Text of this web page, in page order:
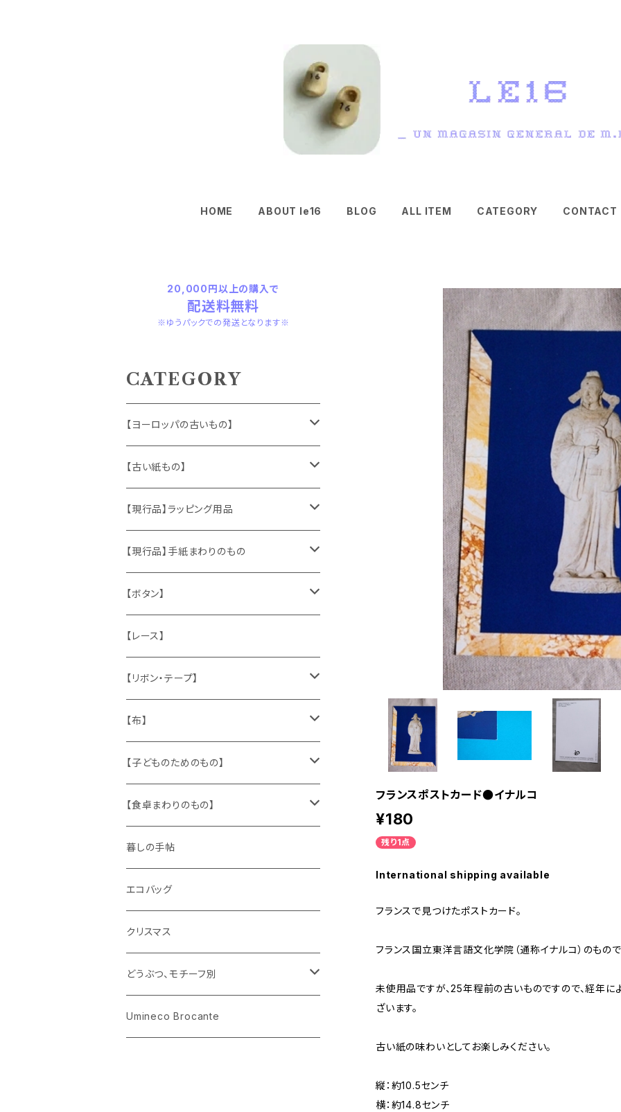
HOME ABOUT le16 BLOG ALL ITEM CATEGORY CONTACT
フランスポストカード●イナルコ
¥180
残り1点
International shipping available
フランスで見つけたポストカード。
フランス国立東洋言語文化学院（通称イナルコ）のもので
未使用品ですが、25年程前の古いものですので、経年
ざいます。
古い紙の味わいとしてお楽しみください。
縦：約10.5センチ
横：約14.8センチ
20,000円以上の購入で
配送料無料
※ゆうパックでの発送となります※
CATEGORY
【ヨーロッパの古いもの】
ヴィンテージアクセサリー
おもちゃ、ぬいぐるみ
くま、テディベア
うさぎ
キャラクター
ピノキオ
ヴィンテージファブリック
ハンドメイド製品
お部屋に飾るもの
メタル製品
缶、箱
陶磁器
文房具
木製品
ミニチュア、ドールハウス
【古い紙もの】
切手、FDC
ポストカード、カレンダー
マッチラベル、食品ラベル
蔵書票、荷札、ビュバー、伝票
シール、ステッカー、クロモス
袋、箱、ナプキン、コースター
パズル、ゲーム
古本、古雑誌、古えほん
古レコード
古せっけん
ラッピングペーパー、壁紙
【現行品】ラッピング用品
伝票、タグ、シール
袋、ラッピングペーパー
ひも、テープ
【現行品】手紙まわりのもの
封筒、ポストカード
切手
スタンプ
文房具
【ボタン】
木
貝
メタル
ガラス
プラスチック
紙
【レース】
【リボン・テープ】
チロルテープ・イニシャルテープ
トリム
ワッペン
【布】
キッチンクロス、ナプキン
ニット
布地
【子どものためのもの】
身に着けるもの
【食卓まわりのもの】
ガラス
花びん
小物入れ
陶磁器
カップアンドソーサー
プレート
木製品
ホーロー
メタル
暮しの手帖
エコバッグ
クリスマス
どうぶつ、モチーフ別
くま、ベア
Umineco Brocante